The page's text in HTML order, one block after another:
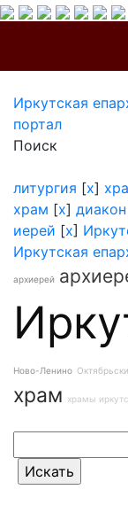
Иркутская
портал
Поиск
литургия [x]
храм [x] диакон
иерей [x]
Иркутская
архиерей
Ново-Ленино
храм храмы